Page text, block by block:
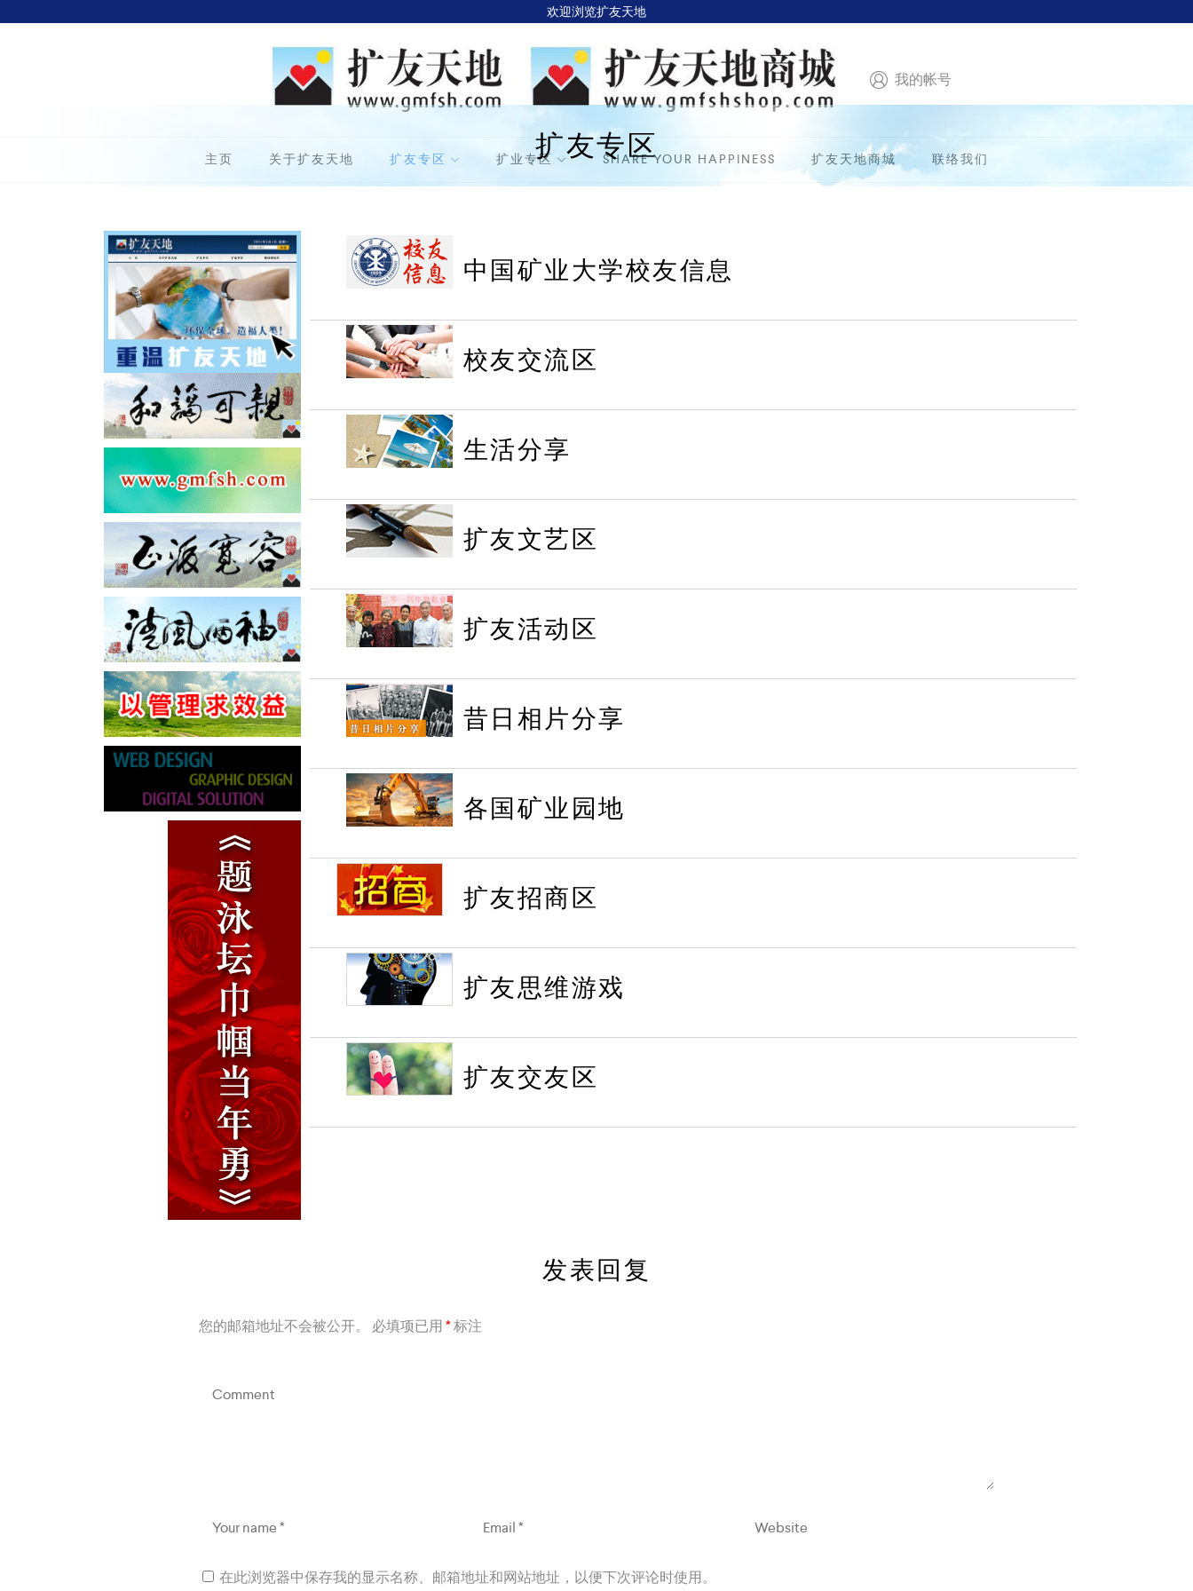
欢迎浏览扩友天地
我的帐号
主页 关于扩友天地 扩友专区 扩业专区 SHARE YOUR HAPPINESS 扩友天地商城 联络我们
扩友专区
中国矿业大学校友信息
校友交流区
生活分享
扩友文艺区
扩友活动区
昔日相片分享
各国矿业园地
扩友招商区
扩友思维游戏
扩友交友区
发表回复
您的邮箱地址不会被公开。 必填项已用 *标注
在此浏览器中保存我的显示名称、邮箱地址和网站地址，以便下次评论时使用。